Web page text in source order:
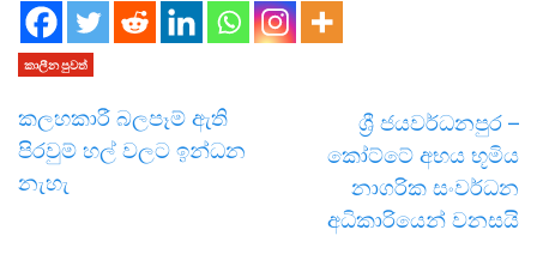
කාලීන පුවත්
කලහකාරී බලපෑම් ඇති
පිරවුම් හල් වලට ඉන්ධන
නැහැ
ශ්‍රී ජයවර්ධනපුර –
කෝට්ටේ අභය භූමිය
නාගරික සංවර්ධන
අධිකාරියෙන් වනසයි